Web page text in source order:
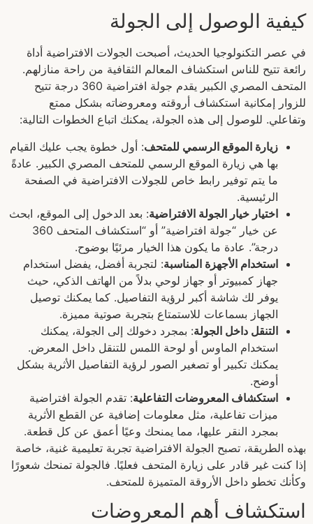
كيفية الوصول إلى الجولة
في عصر التكنولوجيا الحديث، أصبحت الجولات الافتراضية أداة
رائعة تتيح للناس استكشاف المعالم الثقافية من راحة منازلهم.
المتحف المصري الكبير يقدم جولة افتراضية 360 درجة تتيح
للزوار إمكانية استكشاف أروقته ومعروضاته بشكل ممتع
وتفاعلي. للوصول إلى هذه الجولة، يمكنك اتباع الخطوات التالية:
زيارة الموقع الرسمي للمتحف: أول خطوة يجب عليك القيام
بها هي زيارة الموقع الرسمي للمتحف المصري الكبير. عادةً
ما يتم توفير رابط خاص للجولات الافتراضية في الصفحة
الرئيسية.
اختيار خيار الجولة الافتراضية: بعد الدخول إلى الموقع، ابحث
عن خيار “جولة افتراضية” أو “استكشاف المتحف 360
درجة”. عادة ما يكون هذا الخيار مرئيًا بوضوح.
استخدام الأجهزة المناسبة: لتجربة أفضل، يفضل استخدام
جهاز كمبيوتر أو جهاز لوحي بدلاً من الهاتف الذكي، حيث
يوفر لك شاشة أكبر لرؤية التفاصيل. كما يمكنك توصيل
الجهاز بسماعات للاستمتاع بتجربة صوتية مميزة.
التنقل داخل الجولة: بمجرد دخولك إلى الجولة، يمكنك
استخدام الماوس أو لوحة اللمس للتنقل داخل المعرض.
يمكنك تكبير أو تصغير الصور لرؤية التفاصيل الأثرية بشكل
أوضح.
استكشاف المعروضات التفاعلية: تقدم الجولة افتراضية
ميزات تفاعلية، مثل معلومات إضافية عن القطع الأثرية
بمجرد النقر عليها، مما يمنحك وعيًا أعمق عن كل قطعة.
بهذه الطريقة، تصبح الجولة الافتراضية تجربة تعليمية غنية، خاصة
إذا كنت غير قادر على زيارة المتحف فعليًا. فالجولة تمنحك شعورًا
وكأنك تخطو داخل الأروقة المتميزة للمتحف.
استكشاف أهم المعروضات